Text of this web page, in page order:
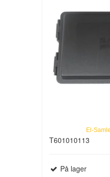
El-
T601010113
På lager